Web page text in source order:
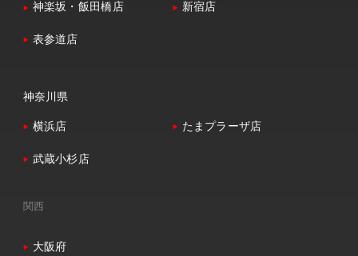
神楽坂・飯田橋店 新宿店
表参道店
神奈川県
横浜店 たまプラーザ店
武蔵小杉店
関西
大阪府